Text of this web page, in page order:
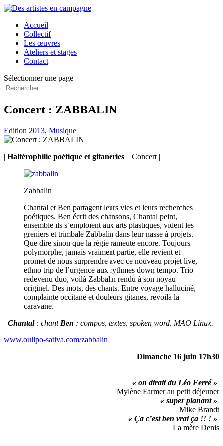
Accueil
Collectif
Les œuvres
Ateliers et stages
Contact
Sélectionner une page
Concert : ZABBALIN
Edition 2013, Musique
| Haltérophilie poétique et gitaneries | Concert |
Zabbalin
Chantal et Ben partagent leurs vies et leurs recherches
poétiques. Ben écrit des chansons, Chantal peint,
ensemble ils s’emploient aux arts plastiques, vident les
greniers et trimbale Zabbalin dans leur nasse à projets.
Que dire sinon que la régie rameute encore. Toujours
polymorphe, jamais vraiment partie, elle revient et
promet de nous surprendre avec ce nouveau projet live,
ethno trip de l’urgence aux rythmes down tempo. Trio
redevenu duo, voilà Zabbalin rendu à son noyau
originel. Des mots, des chants. Entre voyage halluciné,
complainte occitane et douleurs gitanes, revoilà la
caravane.
Chantal: chant Ben : compos, textes, spoken word, MAO Linux.
www.oulipo-sativa.com/zabbalin
Dimanche 16 juin 17h30
« on dirait du Léo Ferré »
Mylène Farmer au petit déjeuner
« super planant »
Mike Brandt
« Ça c’est ben vrai ça !! ! »
La mère Denis